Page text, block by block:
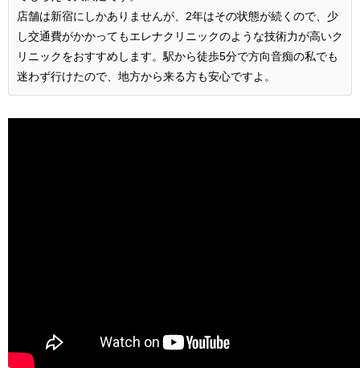
店舗は新宿にしかありませんが、2年はその状態が続くので、少
し交通費がかかってもエレナクリニックのような技術力が高いク
リニックをおすすめします。駅から徒歩5分で方向音痴の私でも
迷わず行けたので、地方から来る方も安心ですよ。